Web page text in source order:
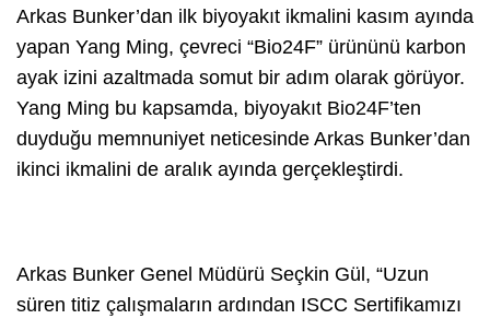
Arkas Bunker’dan ilk biyoyakıt ikmalini kasım ayında
yapan Yang Ming, çevreci “Bio24F” ürününü karbon
ayak izini azaltmada somut bir adım olarak görüyor.
Yang Ming bu kapsamda, biyoyakıt Bio24F’ten
duyduğu memnuniyet neticesinde Arkas Bunker’dan
ikinci ikmalini de aralık ayında gerçekleştirdi.
Arkas Bunker Genel Müdürü Seçkin Gül, “Uzun
süren titiz çalışmaların ardından ISCC Sertifikamızı